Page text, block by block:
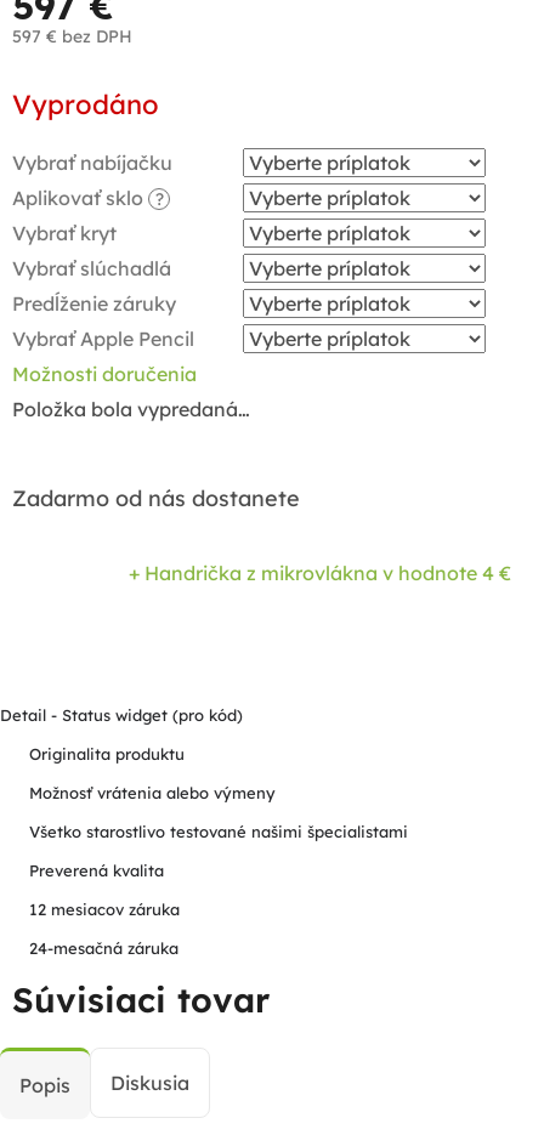
597 € bez DPH
cena:
Vyprodáno
Vybrať nabíjačku
Aplikovať sklo
?
Vybrať kryt
Vybrať slúchadlá
Predĺženie záruky
Vybrať Apple Pencil
Možnosti doručenia
Položka bola vypredaná…
Zadarmo od nás dostanete
+ Handrička z mikrovlákna v hodnote 4 €
Detail - Status widget (pro kód)
Originalita produktu
Možnosť vrátenia alebo výmeny
Všetko starostlivo testované našimi špecialistami
Preverená kvalita
12 mesiacov záruka
24-mesačná záruka
Súvisiaci tovar
Popis Diskusia